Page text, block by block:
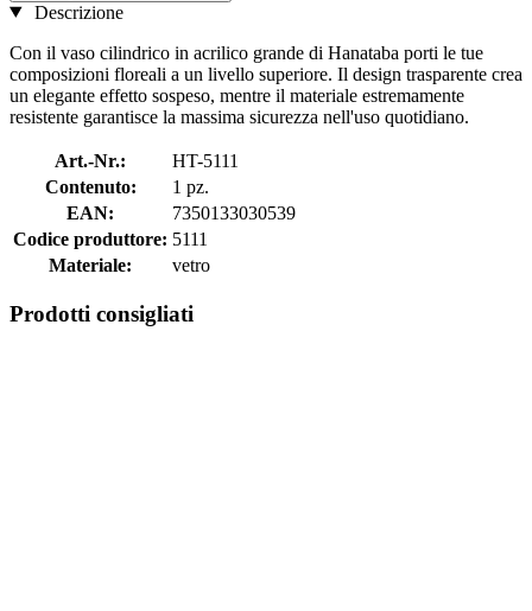
Descrizione
Con il vaso cilindrico in acrilico grande di Hanataba porti le tue
composizioni floreali a un livello superiore. Il design trasparente crea
un elegante effetto sospeso, mentre il materiale estremamente
resistente garantisce la massima sicurezza nell'uso quotidiano.
Art.-Nr.:
HT-5111
Contenuto:
1 pz.
EAN:
7350133030539
Codice produttore: 5111
Materiale:
vetro
Prodotti consigliati